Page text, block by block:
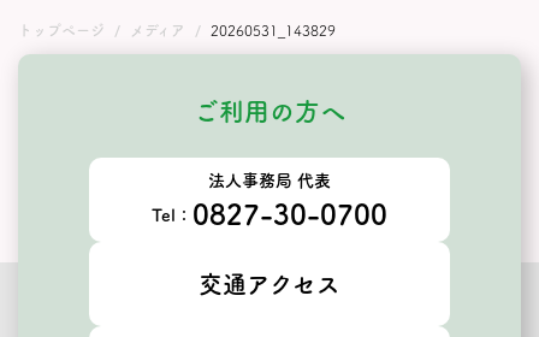
トップページ メディア 20260531_143829
ご利用の方へ
法人事務局 代表
Tel： 0827-30-0700
交通アクセス